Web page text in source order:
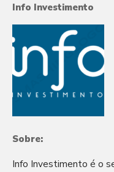
Info Investimento
Sobre:
Info Investimento é o